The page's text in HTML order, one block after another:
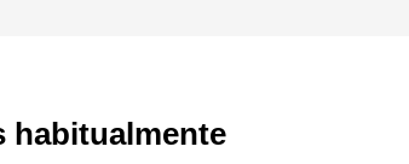
habitualmente